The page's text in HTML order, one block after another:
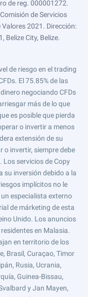
de reg. 000001272.
de Servicios
2021. Dirección:
Belize City, Belize.
de riesgo en el trading
El 75.85% de las
negociando CFDs
más de lo que
es posible que pierda
o invertir a menos
extensión de su
o invertir, siempre debe
Los servicios de Copy
su inversión debido a la
implícitos no le
especialista externo
de márketing de esta
Unido. Los anuncios
en Malasia.
en territorio de los
Brasil, Curaçao, Timor
Rusia, Ucrania,
Guinea-Bissau,
y Jan Mayen,